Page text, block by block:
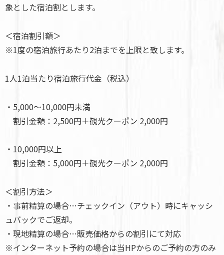
象とした宿泊割とします。
＜宿泊割引額＞
※1度の宿泊旅行あたり2泊までを上限と致します。
1人1泊当たり宿泊旅行代金（税込）
・5,000～10,000円未満
割引金額：2,500円＋観光クーポン 2,000円
・10,000円以上
割引金額：5,000円＋観光クーポン 2,000円
＜割引方法＞
・事前精算の場合…チェックイン（アウト）時にキャッシ
ュバックでご返却。
・現地精算の場合…販売価格からの割引にて対応
※インターネット予約の場合は当HPからのご予約の方のみ